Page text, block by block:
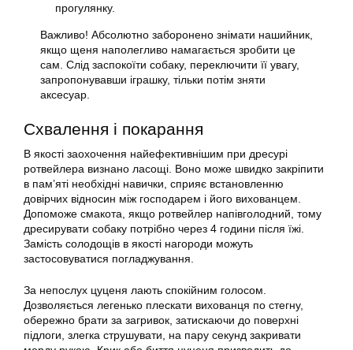
прогулянку.
Важливо! Абсолютно заборонено знімати нашийник,
якщо щеня наполегливо намагається зробити це
сам. Слід заспокоїти собаку, переключити її увагу,
запропонувавши іграшку, тільки потім зняти
аксесуар.
Схвалення і покарання
В якості заохочення найефективнішим при дресурі
ротвейлера визнано ласощі. Воно може швидко закріпити
в пам’яті необхідні навички, сприяє встановленню
довірчих відносин між господарем і його вихованцем.
Допоможе смакота, якщо ротвейлер напівголодний, тому
дресирувати собаку потрібно через 4 години після їжі.
Замість солодощів в якості нагороди можуть
застосовуватися погладжування.
За непослух цуценя лають спокійним голосом.
Дозволяється легенько плескати вихованця по стегну,
обережно брати за загривок, затискаючи до поверхні
підлоги, злегка струшувати, на пару секунд закривати